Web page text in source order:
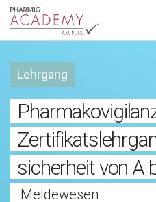
Hauptnavigation
Lehrgang
sicherheit von A
Meldewesen